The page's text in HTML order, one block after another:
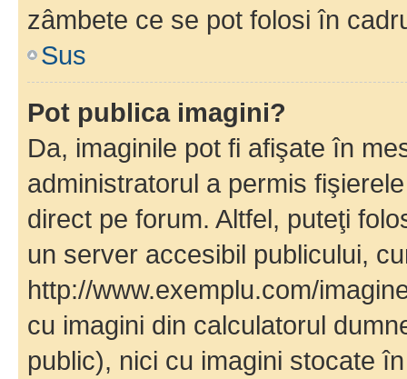
zâmbete ce se pot folosi în
Sus
Pot publica imagini?
Da, imaginile pot fi afişate în
administratorul a permis
direct pe forum. Altfel, puteţi
un server accesibil publicului,
http://www.exemplu.com/
cu imagini din calculatorul
public), nici cu imagini stocate